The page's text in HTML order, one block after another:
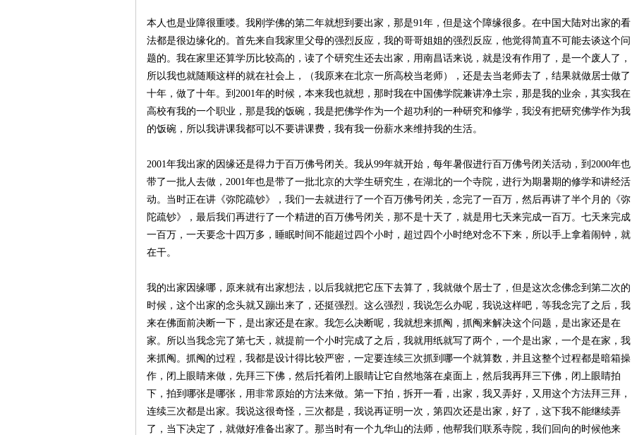
本人也是业障很重喽。我刚学佛的第二年就想到要出家，那是91年，但是这个障缘很多。在中国大陆对出家的看
法都是很边缘化的。首先来自我家里父母的强烈反应，我的哥哥姐姐的强烈反应，他觉得简直不可能去谈这个问
题的。我在家里还算学历比较高的，读了个研究生还去出家，用南昌话来说，就是没有作用了，是一个废人了，
所以我也就随顺这样的就在社会上，（我原来在北京一所高校当老师），还是去当老师去了，结果就做居士做了
十年，做了十年。到2001年的时候，本来我也就想，那时我在中国佛学院兼讲净土宗，那是我的业余，其实我在
高校有我的一个职业，那是我的饭碗，我是把佛学作为一个超功利的一种研究和修学，我没有把研究佛学作为我
的饭碗，所以我讲课我都可以不要讲课费，我有我一份薪水来维持我的生活。
2001年我出家的因缘还是得力于百万佛号闭关。我从99年就开始，每年暑假进行百万佛号闭关活动，到2000年也
带了一批人去做，2001年也是带了一批北京的大学生研究生，在湖北的一个寺院，进行为期暑期的修学和讲经活
动。当时正在讲《弥陀疏钞》，我们一去就进行了一个百万佛号闭关，念完了一百万，然后再讲了半个月的《弥
陀疏钞》，最后我们再进行了一个精进的百万佛号闭关，那不是十天了，就是用七天来完成一百万。七天来完成
一百万，一天要念十四万多，睡眠时间不能超过四个小时，超过四个小时绝对念不下来，所以手上拿着闹钟，就
在干。
我的出家因缘哪，原来就有出家想法，以后我就把它压下去算了，我就做个居士了，但是这次念佛念到第二次的
时候，这个出家的念头就又蹦出来了，还挺强烈。这么强烈，我说怎么办呢，我说这样吧，等我念完了之后，我
来在佛面前决断一下，是出家还是在家。我怎么决断呢，我就想来抓阄，抓阄来解决这个问题，是出家还是在
家。所以当我念完了第七天，就提前一个小时完成了之后，我就用纸就写了两个，一个是出家，一个是在家，我
来抓阄。抓阄的过程，我都是设计得比较严密，一定要连续三次抓到哪一个就算数，并且这整个过程都是暗箱操
作，闭上眼睛来做，先拜三下佛，然后托着闭上眼睛让它自然地落在桌面上，然后我再拜三下佛，闭上眼睛拍
下，拍到哪张是哪张，用非常原始的方法来做。第一下拍，拆开一看，出家，我又弄好，又用这个方法拜三拜，
连续三次都是出家。我说这很奇怪，三次都是，我说再证明一次，第四次还是出家，好了，这下我不能继续弄
了，当下决定了，就做好准备出家了。那当时有一个九华山的法师，他帮我们联系寺院，我们回向的时候他来